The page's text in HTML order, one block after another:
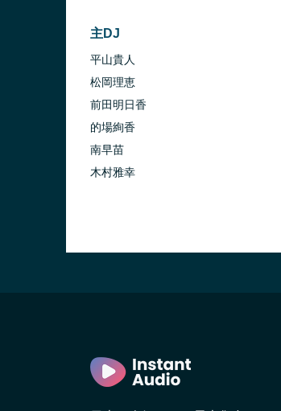
主DJ
平山貴人
松岡理恵
前田明日香
的場絢香
南早苗
木村雅幸